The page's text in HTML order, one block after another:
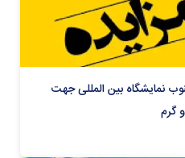
نمایشگاه بین المللی جهت
گرم